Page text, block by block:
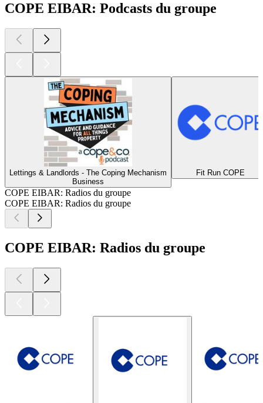
COPE EIBAR: Podcasts du groupe
Lettings & Landlords - The Coping Mechanism
Business
Fit Run COPE
COPE EIBAR: Radios du groupe
COPE EIBAR: Radios du groupe
COPE EIBAR: Radios du groupe